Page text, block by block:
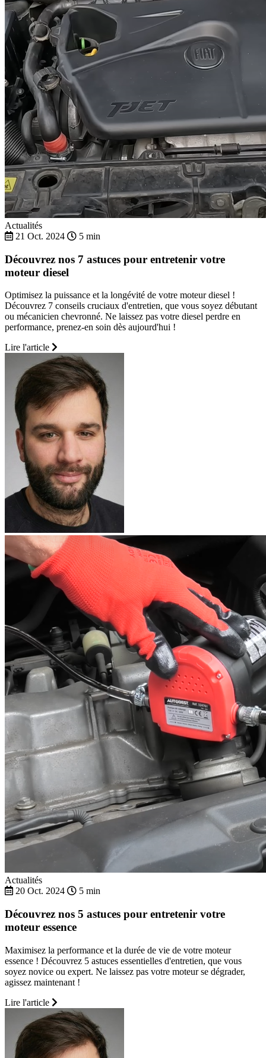
Actualités
21 Oct. 2024
5 min
Découvrez nos 7 astuces pour entretenir votre
moteur diesel
Optimisez la puissance et la longévité de votre moteur diesel !
Découvrez 7 conseils cruciaux d'entretien, que vous soyez débutant
ou mécanicien chevronné. Ne laissez pas votre diesel perdre en
performance, prenez-en soin dès aujourd'hui !
Lire l'article
Actualités
20 Oct. 2024
5 min
Découvrez nos 5 astuces pour entretenir votre
moteur essence
Maximisez la performance et la durée de vie de votre moteur
essence ! Découvrez 5 astuces essentielles d'entretien, que vous
soyez novice ou expert. Ne laissez pas votre moteur se dégrader,
agissez maintenant !
Lire l'article